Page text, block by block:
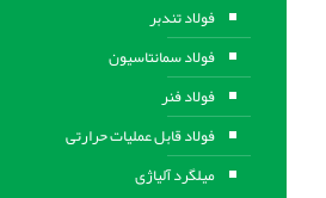
فولاد تندبر
فولاد سمانتاسیون
فولاد فنر
فولاد قابل عملیات حرارتی
ميلگرد آلیاژی